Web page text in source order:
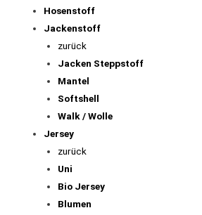
Hosenstoff
Jackenstoff
zurück
Jacken Steppstoff
Mantel
Softshell
Walk / Wolle
Jersey
zurück
Uni
Bio Jersey
Blumen